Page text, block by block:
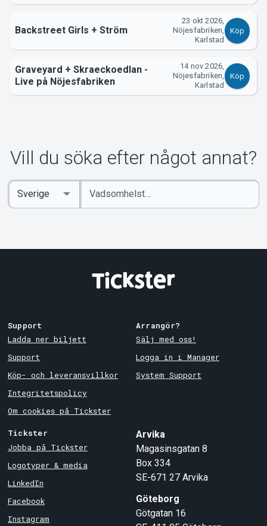
Backstreet Girls + Ström
23 okt 2026,
Nöjesfabriken,
Karlstad
Köp
Graveyard + Skraeckoedlan -
Live på Nöjesfabriken
14 nov 2026,
Nöjesfabriken,
Karlstad
Köp
Vill du söka efter något annat?
Ange
sökord
Select
Country
Support
Ladda ner biljett
Support
Köp- och leveransvillkor
Integritetspolicy
Om cookies på Tickster
Arrangör?
Sälj med oss!
Logga in i Manager
System Support
Tickster
Jobba på Tickster
Logotyper & media
LinkedIn
Facebook
Instagram
Arvika
Magasinsgatan 8
Box 334
SE-671 27 Arvika
Göteborg
Götgatan 16